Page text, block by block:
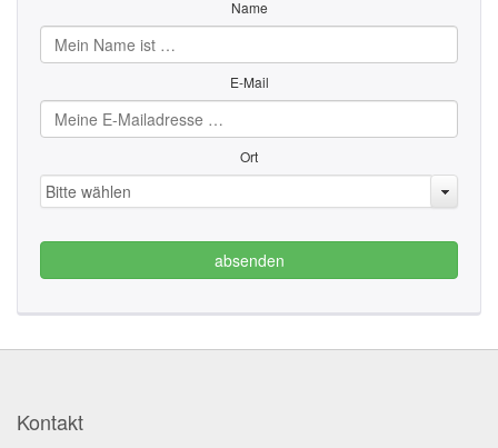
Name
E-Mail
Ort
Bitte wählen
absenden
Kontakt